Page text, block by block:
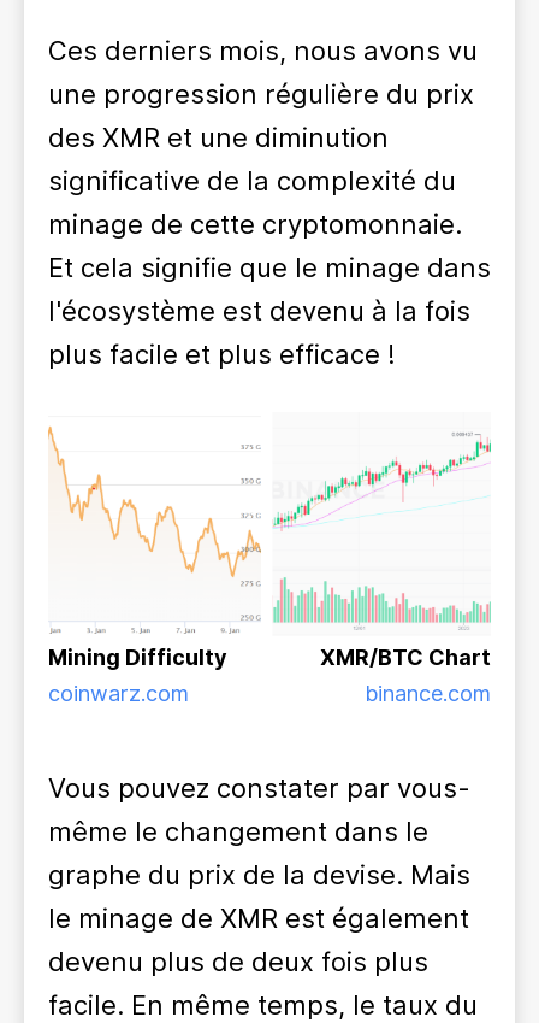
Ces derniers mois, nous avons vu
une progression régulière du prix
des XMR et une diminution
significative de la complexité du
minage de cette cryptomonnaie.
Et cela signifie que le minage dans
l'écosystème est devenu à la fois
plus facile et plus efficace !
Mining Difficulty
coinwarz.com
XMR/BTC Chart
binance.com
Vous pouvez constater par vous-
même le changement dans le
graphe du prix de la devise. Mais
le minage de XMR est également
devenu plus de deux fois plus
facile. En même temps, le taux du